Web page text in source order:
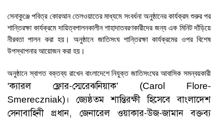
সেনাকুঞ্জে পবিত্র কোরআন তেলওয়াতের মাধ্যমে সংবর্ধনা অনুষ্ঠানের কার্যক্রম শুরুর পর
শান্তিরক্ষা কার্যক্রমে দায়িত্বপালনকালীন শাহাদাতবরণকারীদের জন্য এক মিনিট দাঁড়িয়ে
নীরবতা পালন করা হয়। অনুষ্ঠানে জাতিসংঘ শান্তিরক্ষা কার্যক্রমের ওপর বিশেষ
উপস্থাপনার আয়োজন করা হয়।
অনুষ্ঠানে স্বাগত বক্তব্য রাখেন বাংলাদেশে নিযুক্ত জাতিসংঘের আবাসিক সমন্বয়কারী
‘ক্যারল ফ্লোর-স্মেরেঝনিয়াক’ (Carol Flore-
Smereczniak)। জ্যেষ্ঠতম শান্তিরক্ষী হিসেবে বাংলাদেশ
সেনাবাহিনী প্রধান, জেনারেল ওয়াকার-উজ-জামান বক্তব্য